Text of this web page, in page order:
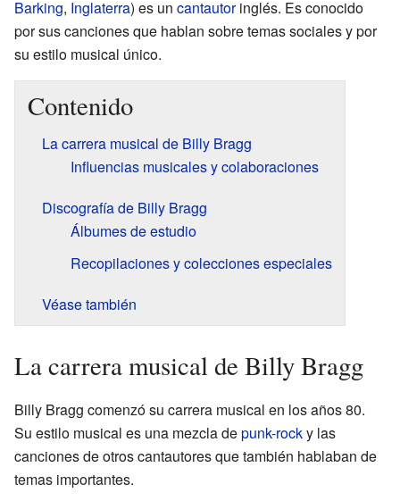
Barking, Inglaterra) es un cantautoringlés. Es conocido
por sus canciones que hablan sobre temas sociales y por
su estilo musical único.
Contenido
La carrera musical de Billy Bragg
Influencias musicales y colaboraciones
Discografía de Billy Bragg
Álbumes de estudio
Recopilaciones y colecciones especiales
Véase también
La carrera musical de Billy Bragg
Billy Bragg comenzó su carrera musical en los años 80.
Su estilo musical es una mezcla depunk-rocky las
canciones de otros cantautores que también hablaban de
temas importantes.